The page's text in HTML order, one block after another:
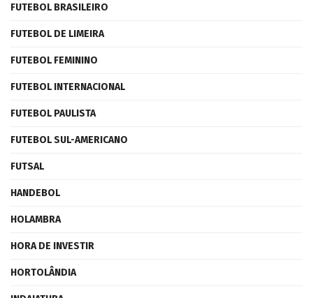
FUTEBOL BRASILEIRO
FUTEBOL DE LIMEIRA
FUTEBOL FEMININO
FUTEBOL INTERNACIONAL
FUTEBOL PAULISTA
FUTEBOL SUL-AMERICANO
FUTSAL
HANDEBOL
HOLAMBRA
HORA DE INVESTIR
HORTOLÂNDIA